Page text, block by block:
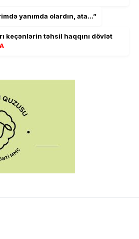
yanımda olardın, ata…”
keçənlərin təhsil haqqını dövlət